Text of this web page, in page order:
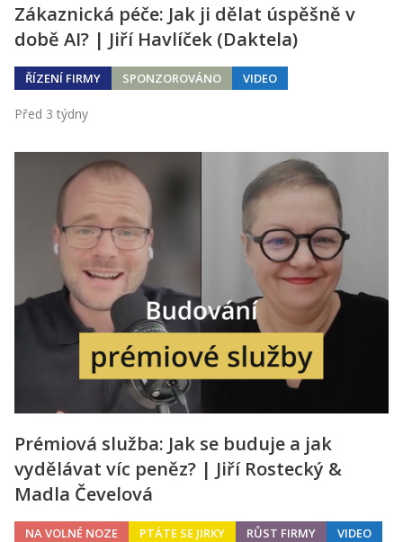
Zákaznická péče: Jak ji dělat úspěšně v
době AI? | Jiří Havlíček (Daktela)
ŘÍZENÍ FIRMY SPONZOROVÁNO VIDEO
Před 3 týdny
Prémiová služba: Jak se buduje a jak
vydělávat víc peněz? | Jiří Rostecký &
Madla Čevelová
NA VOLNÉ NOZE PTÁTE SE JIRKY RŮST FIRMY VIDEO